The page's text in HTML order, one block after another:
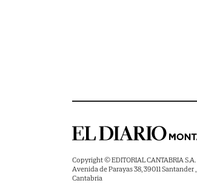
Copyright © EDITORIAL CANTABRIA S.A.
Avenida de Parayas 38, 39011 Santander ,
Cantabria